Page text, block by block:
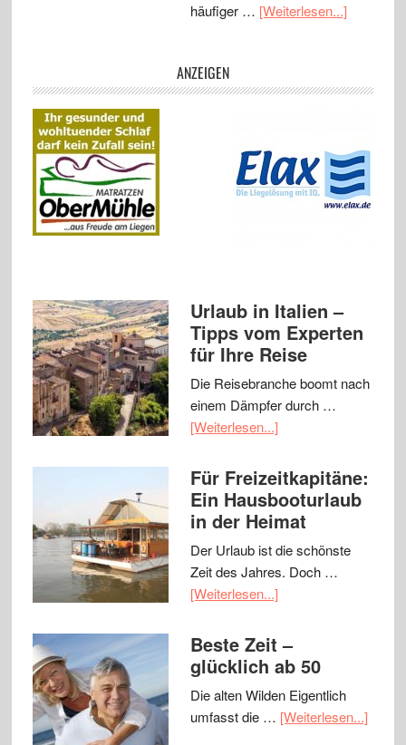
häufiger … [Weiterlesen...]
ANZEIGEN
Urlaub in Italien –
Tipps vom Experten
für Ihre Reise
Die Reisebranche boomt nach
einem Dämpfer durch …
[Weiterlesen...]
Für Freizeitkapitäne:
Ein Hausbooturlaub
in der Heimat
Der Urlaub ist die schönste
Zeit des Jahres. Doch …
[Weiterlesen...]
Beste Zeit –
glücklich ab 50
Die alten Wilden Eigentlich
umfasst die … [Weiterlesen...]